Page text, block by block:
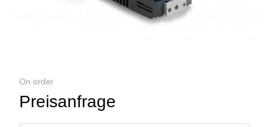
On order
Preisanfrage